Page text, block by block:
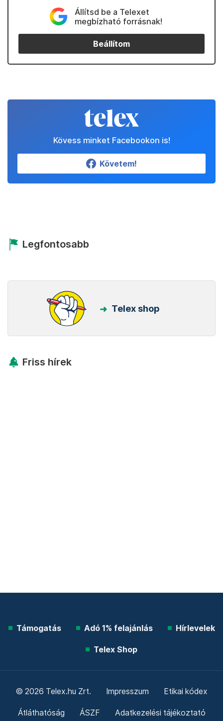
Állítsd be a Telexet
megbízható forrásnak!
Beállítom
Kövess minket Facebookon is!
Követem!
Legfontosabb
Telex shop
Friss hírek
Támogatás Adó 1% felajánlás Hírlevelek
Telex Shop
© 2026 Telex.hu Zrt. Impresszum Etikai kódex
Átláthatóság ÁSZF Adatkezelési tájékoztató